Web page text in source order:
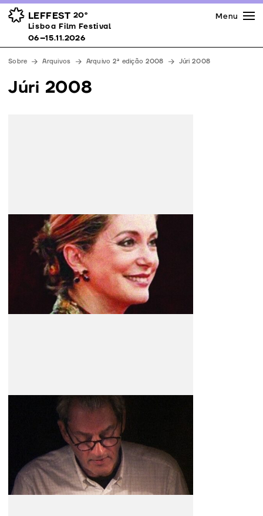
LEFFEST 20º
Lisboa Film Festival 06–15.11.2026
Prémios
Espaços
Apoios
Equipa
Contactos
Menu
Lisboa Film Festival
06–15.11.2026
Sobre Arquivos Arquivo 2ª edição 2008 Júri 2008
Júri 2008
Catherine Deneuve
Actriz
Júri da Selecção Oficial
Paul Auster
Júri da Selecção Oficial